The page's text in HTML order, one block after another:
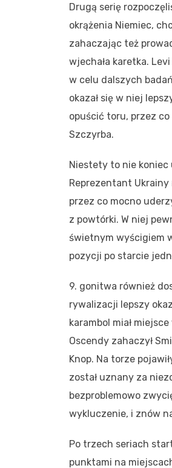
Drugą serię
okrążenia Niemiec,
zahaczając też
wjechała karetka.
w celu dalszych
okazał się w niej
opuścić toru, przez co
Szczyrba.
Niestety to nie koniec
Reprezentant Ukrainy
przez co mocno
z powtórki. W niej
świetnym wyścigiem
pozycji po starcie
9. gonitwa również
rywalizacji lepszy
karambol miał
Oscendy zahaczył
Knop. Na torze
został uznany za
bezproblemowo
wykluczenie, i znów
Po trzech seriach
punktami na